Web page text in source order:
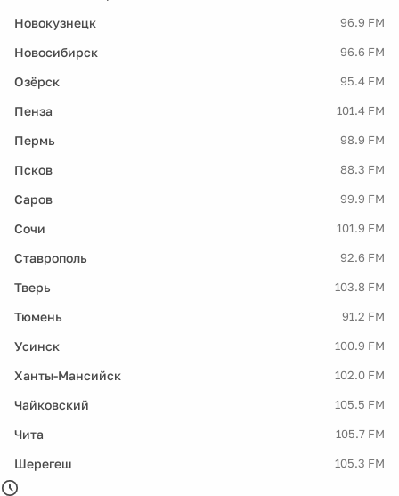
Новокузнецк 96.9 FM
Новосибирск 96.6 FM
Озёрск 95.4 FM
Пенза 101.4 FM
Пермь 98.9 FM
Псков 88.3 FM
Саров 99.9 FM
Сочи 101.9 FM
Ставрополь 92.6 FM
Тверь 103.8 FM
Тюмень 91.2 FM
Усинск 100.9 FM
Ханты-Мансийск 102.0 FM
Чайковский 105.5 FM
Чита 105.7 FM
Шерегеш 105.3 FM